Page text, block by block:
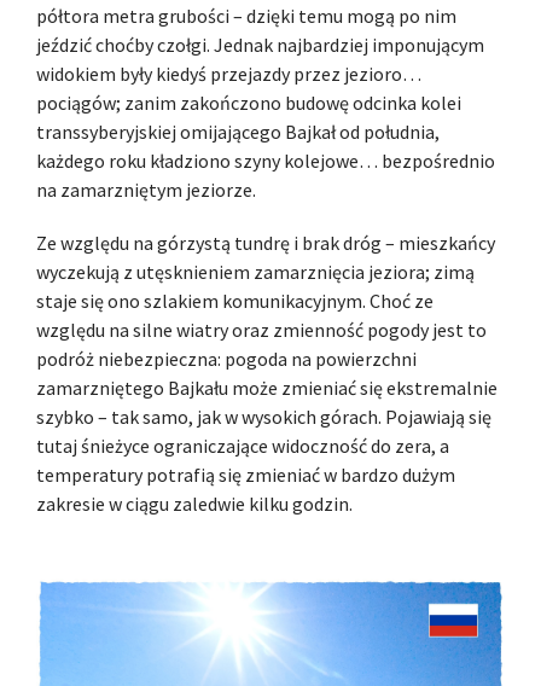
półtora metra grubości – dzięki temu mogą po nim
jeździć choćby czołgi. Jednak najbardziej imponującym
widokiem były kiedyś przejazdy przez jezioro…
pociągów; zanim zakończono budowę odcinka kolei
transsyberyjskiej omijającego Bajkał od południa,
każdego roku kładziono szyny kolejowe… bezpośrednio
na zamarzniętym jeziorze.
Ze względu na górzystą tundrę i brak dróg – mieszkańcy
wyczekują z utęsknieniem zamarznięcia jeziora; zimą
staje się ono szlakiem komunikacyjnym. Choć ze
względu na silne wiatry oraz zmienność pogody jest to
podróż niebezpieczna: pogoda na powierzchni
zamarzniętego Bajkału może zmieniać się ekstremalnie
szybko – tak samo, jak w wysokich górach. Pojawiają się
tutaj śnieżyce ograniczające widoczność do zera, a
temperatury potrafią się zmieniać w bardzo dużym
zakresie w ciągu zaledwie kilku godzin.